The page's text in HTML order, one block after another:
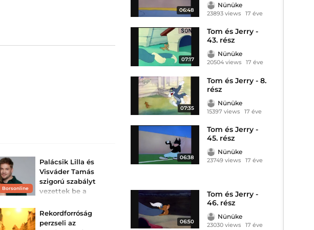
Borsonline
Palácsik Lilla és
Visváder Tamás
szigorú szabályt
vezettek be a
gyerekenek: "Ha
mégis mesét...
Rekordforróság
perzseli az
06:48
Nünüke
23893 views 17 éve
07:17
Tom és Jerry -
43. rész
Nünüke
20504 views 17 éve
07:35
Tom és Jerry - 8.
rész
Nünüke
15397 views 17 éve
06:38
Tom és Jerry -
45. rész
Nünüke
23749 views 17 éve
06:50
Tom és Jerry -
46. rész
Nünüke
23030 views 17 éve